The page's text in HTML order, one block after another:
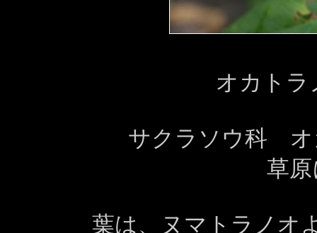
オカトラ
サクラソウ科
草
葉は、ヌマトラノオ